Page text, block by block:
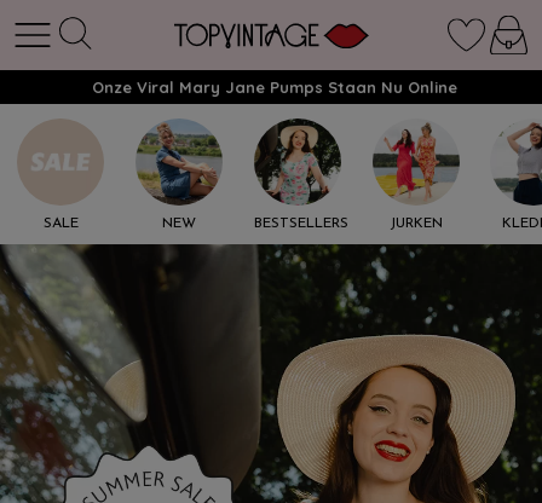
Onze Viral Mary Jane Pumps Staan Nu Online
SALE NEW BESTSELLERS JURKEN